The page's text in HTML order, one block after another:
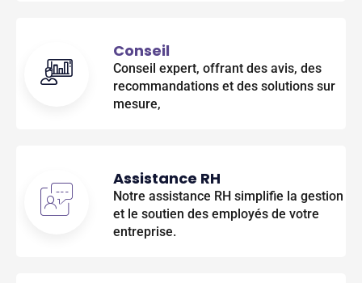
Conseil
Conseil expert, offrant des avis, des
recommandations et des solutions sur
mesure,
Assistance RH
Notre assistance RH simplifie la gestion
et le soutien des employés de votre
entreprise.